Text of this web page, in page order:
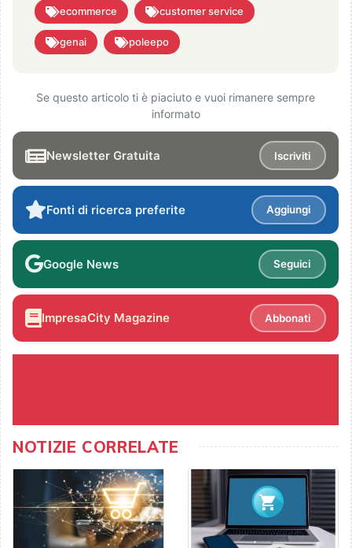
ecommerce customer service
genai poleepo
Se questo articolo ti è piaciuto e vuoi rimanere sempre
informato
Newsletter Gratuita Iscriviti
Fonti di ricerca preferite Aggiungi
Google News Seguici
ImpresaCity Magazine Abbonati
NOTIZIE CORRELATE